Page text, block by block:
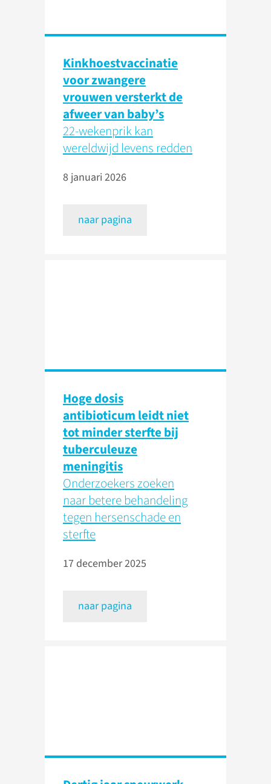
Kinkhoestvaccinatie
voor zwangere
vrouwen versterkt de
afweer van baby’s
22-wekenprik kan
wereldwijd levens redden
8 januari 2026
naar pagina
Hoge dosis
antibioticum leidt niet
tot minder sterfte bij
tuberculeuze
meningitis
Onderzoekers zoeken
naar betere behandeling
tegen hersenschade en
sterfte
17 december 2025
naar pagina